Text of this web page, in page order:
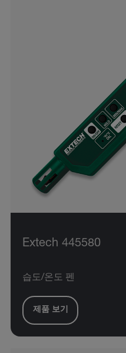
Extech 445580
습도/온도 펜
제품 보기